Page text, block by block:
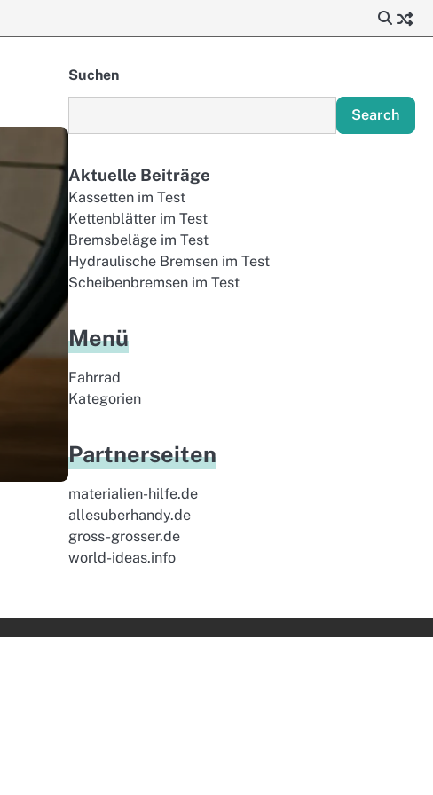
Suchen
Search
Aktuelle Beiträge
Kassetten im Test
Kettenblätter im Test
Bremsbeläge im Test
Hydraulische Bremsen im Test
Scheibenbremsen im Test
Menü
Fahrrad
Kategorien
Partnerseiten
materialien-hilfe.de
allesuberhandy.de
gross-grosser.de
world-ideas.info